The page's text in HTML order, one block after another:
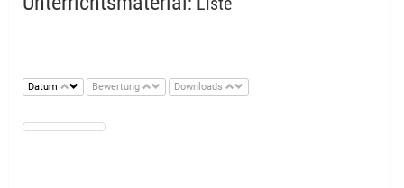
Datum Bewertung Downloads